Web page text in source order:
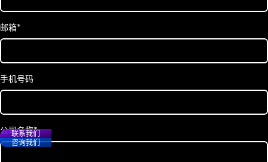
邮箱*
手机号码
公司名称*
联系我们
咨询我们